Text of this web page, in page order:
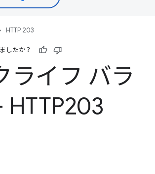
HTTP 203
したか？
ライフ バラ
HTTP203